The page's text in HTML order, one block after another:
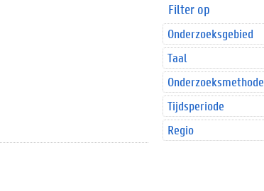
Filter op
Onderzoeksgebied
Taal
Onderzoeksmethode
Tijdsperiode
Regio